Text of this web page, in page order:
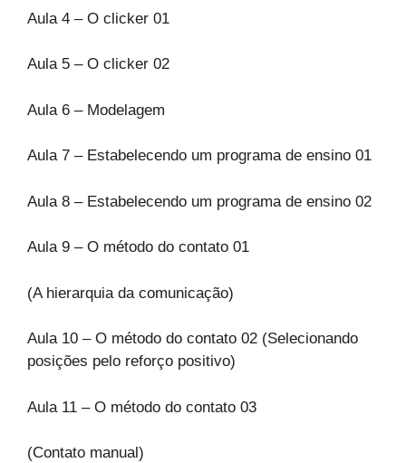
Aula 4 – O clicker 01
Aula 5 – O clicker 02
Aula 6 – Modelagem
Aula 7 – Estabelecendo um programa de ensino 01
Aula 8 – Estabelecendo um programa de ensino 02
Aula 9 – O método do contato 01
(A hierarquia da comunicação)
Aula 10 – O método do contato 02 (Selecionando
posições pelo reforço positivo)
Aula 11 – O método do contato 03
(Contato manual)